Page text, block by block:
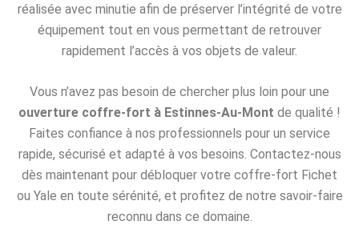
réalisée avec minutie afin de préserver l’intégrité de votre
équipement tout en vous permettant de retrouver
rapidement l’accès à vos objets de valeur.
Vous n’avez pas besoin de chercher plus loin pour une
ouverture coffre-fort à Estinnes-Au-Mont de qualité !
Faites confiance à nos professionnels pour un service
rapide, sécurisé et adapté à vos besoins. Contactez-nous
dès maintenant pour débloquer votre coffre-fort Fichet
ou Yale en toute sérénité, et profitez de notre savoir-faire
reconnu dans ce domaine.